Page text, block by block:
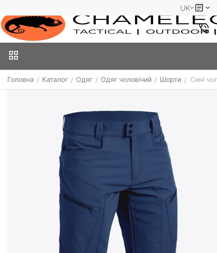
UK
Головна / Каталог / Одяг / Одяг чоловічий / Шорти / Сині